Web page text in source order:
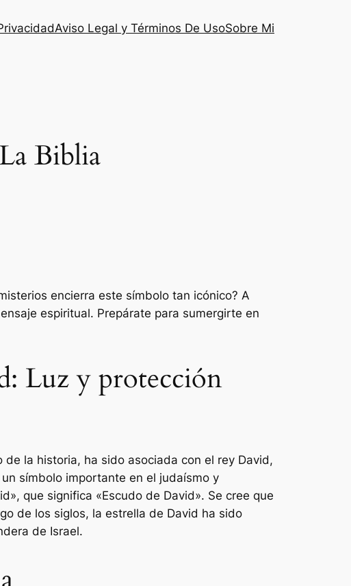
Aviso Legal y Términos De UsoSobre Mi
Biblia
encierra este símbolo tan icónico? A
espiritual. Prepárate para sumergirte en
Luz y protección
la historia, ha sido asociada con el rey David,
símbolo importante en el judaísmo y
que significa «Escudo de David». Se cree que
de los siglos, la estrella de David ha sido
de Israel.